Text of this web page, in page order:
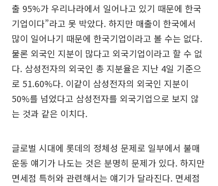
출 95%가 우리나라에서 일어나고 있기 때문에 한국
기업이다”라고 못 박았다. 하지만 매출이 한국에서
많이 일어나기 때문에 한국기업이라고 볼 수는 없다.
물론 외국인 지분이 많다고 외국기업이라고 할 수 없
다. 삼성전자의 외국인 총 지분율은 지난 4일 기준으
로 51.60%다. 이같이 삼성전자의 외국인 지분이
50%를 넘었다고 삼성전자를 외국기업으로 보지 않
는 것과 같은 이치다.
글로벌 시대에 롯데의 정체성 문제로 일부에서 불매
운동 얘기가 나도는 것은 분명히 문제가 있다. 하지만
면세점 특허와 관련해서는 얘기가 달라진다. 면세점